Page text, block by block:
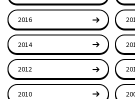
2016
2014
2012
2010